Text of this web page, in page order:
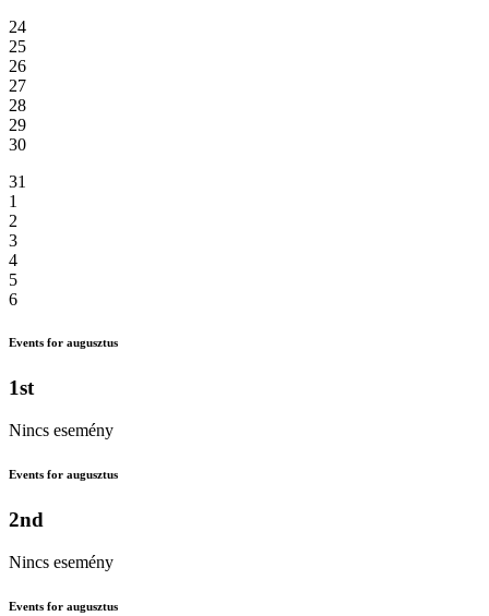
24
25
26
27
28
29
30
31
1
2
3
4
5
6
Events for augusztus
1st
Nincs esemény
Events for augusztus
2nd
Nincs esemény
Events for augusztus